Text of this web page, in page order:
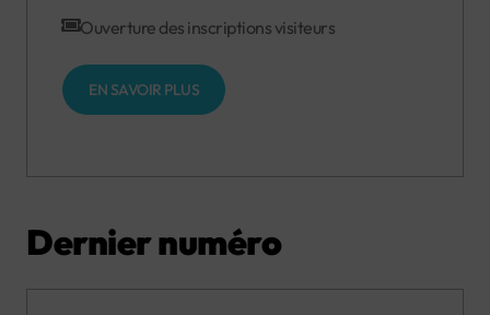
Ouverture des inscriptions visiteurs
EN SAVOIR PLUS
Dernier numéro